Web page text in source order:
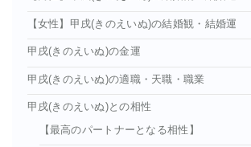
【女性】甲戌(きのえいぬ)の結婚観・結婚運
甲戌(きのえいぬ)の金運
甲戌(きのえいぬ)の適職・天職・職業
甲戌(きのえいぬ)との相性
【最高のパートナーとなる相性】